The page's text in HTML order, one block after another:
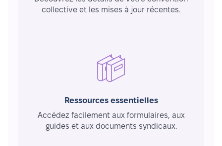
collective et les mises à jour récentes.
Ressources essentielles
Accédez facilement aux formulaires, aux
guides et aux documents syndicaux.